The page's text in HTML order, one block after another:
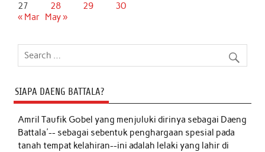
27
28 29
30
« Mar May »
SIAPA DAENG BATTALA?
Amril Taufik Gobelyang menjuluki dirinya sebagai Daeng
Battala'-- sebagai sebentuk penghargaan spesial pada
tanah tempat kelahiran--ini adalah lelaki yang lahir di